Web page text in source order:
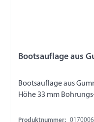
Bootsauflage aus
Bootsauflage aus Gummi
Höhe 33 mm
Produktnummer: